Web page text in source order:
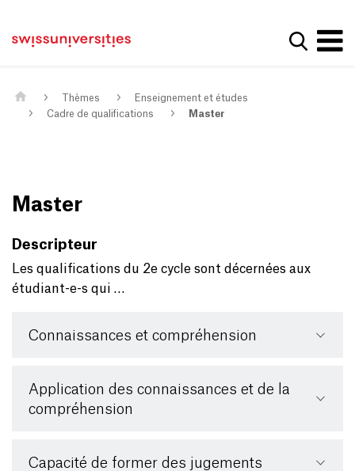
Main Navigation
Contenu
Méta-navigation
Afficher
Thèmes
Enseignement et études
Cadre de qualifications
Master
Master
Descripteur
Les qualifications du 2e cycle sont décernées aux
étudiant-e-s qui …
Connaissances et compréhension
Application des connaissances et de la
compréhension
Capacité de former des jugements